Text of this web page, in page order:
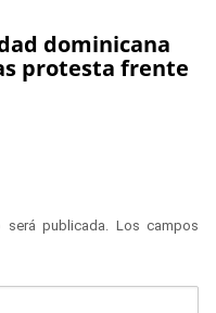
dominicana
protesta frente
publicada.
Los campos